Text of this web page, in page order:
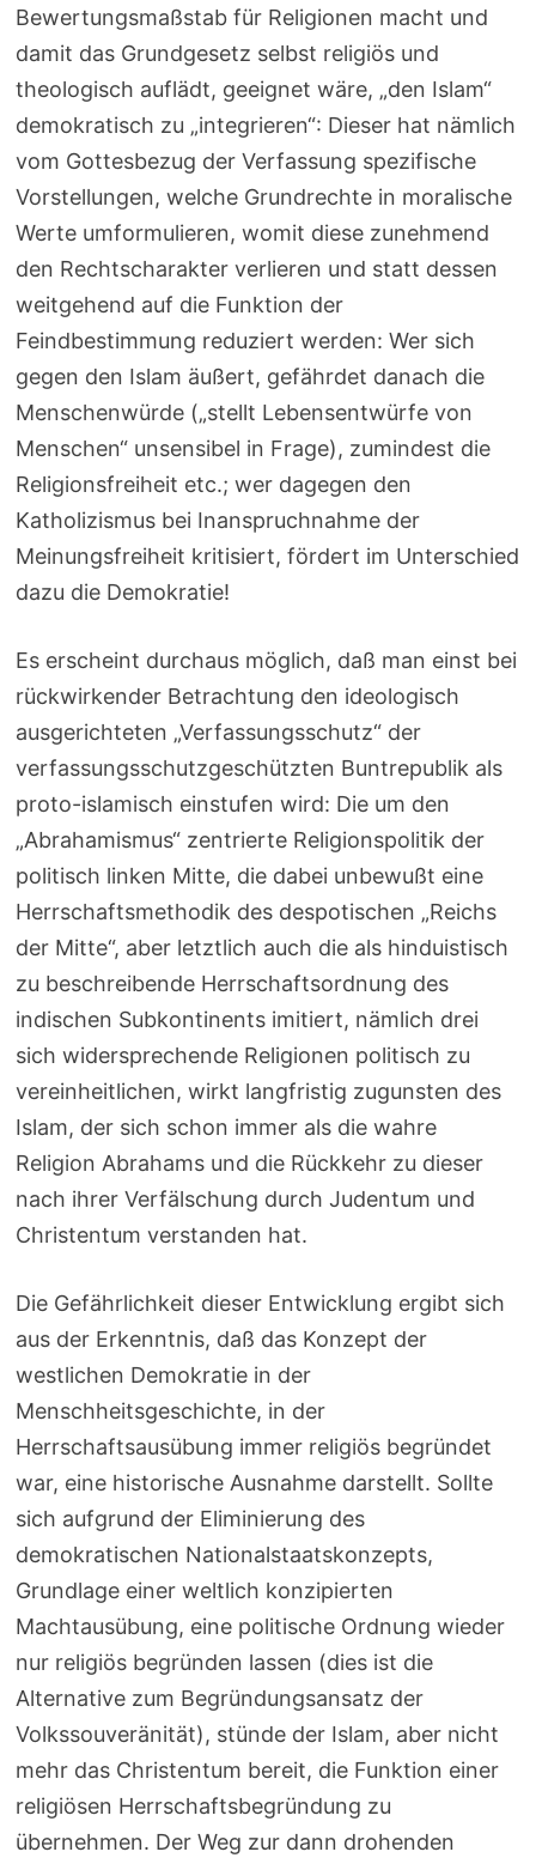
Bewertungsmaßstab für Religionen macht und
damit das Grundgesetz selbst religiös und
theologisch auflädt, geeignet wäre, „den Islam“
demokratisch zu „integrieren“: Dieser hat nämlich
vom Gottesbezug der Verfassung spezifische
Vorstellungen, welche Grundrechte in moralische
Werte umformulieren, womit diese zunehmend
den Rechtscharakter verlieren und statt dessen
weitgehend auf die Funktion der
Feindbestimmung reduziert werden: Wer sich
gegen den Islam äußert, gefährdet danach die
Menschenwürde („stellt Lebensentwürfe von
Menschen“ unsensibel in Frage), zumindest die
Religionsfreiheit etc.; wer dagegen den
Katholizismus bei Inanspruchnahme der
Meinungsfreiheit kritisiert, fördert im Unterschied
dazu die Demokratie!
Es erscheint durchaus möglich, daß man einst bei
rückwirkender Betrachtung den ideologisch
ausgerichteten „Verfassungsschutz“ der
verfassungsschutzgeschützten Buntrepublik als
proto-islamisch einstufen wird: Die um den
„Abrahamismus“ zentrierte Religionspolitik der
politisch linken Mitte, die dabei unbewußt eine
Herrschaftsmethodik des despotischen „Reichs
der Mitte“, aber letztlich auch die als hinduistisch
zu beschreibende Herrschaftsordnung des
indischen Subkontinents imitiert, nämlich drei
sich widersprechende Religionen politisch zu
vereinheitlichen, wirkt langfristig zugunsten des
Islam, der sich schon immer als die wahre
Religion Abrahams und die Rückkehr zu dieser
nach ihrer Verfälschung durch Judentum und
Christentum verstanden hat.
Die Gefährlichkeit dieser Entwicklung ergibt sich
aus der Erkenntnis, daß das Konzept der
westlichen Demokratie in der
Menschheitsgeschichte, in der
Herrschaftsausübung immer religiös begründet
war, eine historische Ausnahme darstellt. Sollte
sich aufgrund der Eliminierung des
demokratischen Nationalstaatskonzepts,
Grundlage einer weltlich konzipierten
Machtausübung, eine politische Ordnung wieder
nur religiös begründen lassen (dies ist die
Alternative zum Begründungsansatz der
Volkssouveränität), stünde der Islam, aber nicht
mehr das Christentum bereit, die Funktion einer
religiösen Herrschaftsbegründung zu
übernehmen. Der Weg zur dann drohenden